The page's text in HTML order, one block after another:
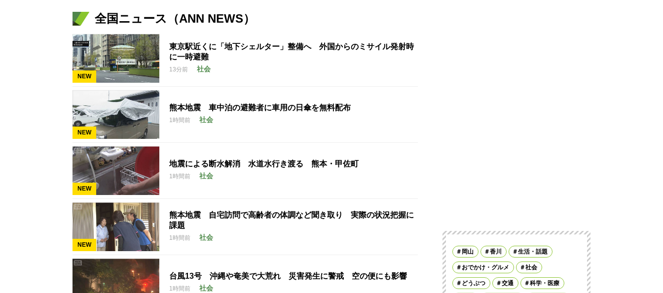
全国ニュース（ANN NEWS）
NEW
東京駅近くに「地下シェルター」整備へ 外国からのミサイル発射時
に一時避難
13分前 社会
NEW
熊本地震 車中泊の避難者に車用の日傘を無料配布
1時間前 社会
NEW
地震による断水解消 水道水行き渡る 熊本・甲佐町
1時間前 社会
NEW
熊本地震 自宅訪問で高齢者の体調など聞き取り 実際の状況把握に
課題
1時間前 社会
台風13号 沖縄や奄美で大荒れ 災害発生に警戒 空の便にも影響
1時間前 社会
岡山 香川 生活・話題
おでかけ・グルメ 社会
どうぶつ 交通 科学・医療